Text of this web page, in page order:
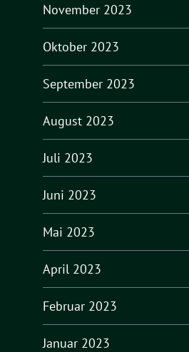
November 2023
Oktober 2023
September 2023
August 2023
Juli 2023
Juni 2023
Mai 2023
April 2023
Februar 2023
Januar 2023